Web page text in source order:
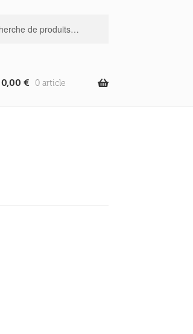
0,00 € 0 article